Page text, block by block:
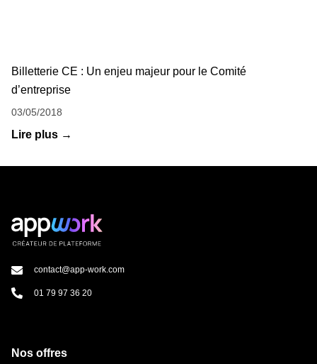
Billetterie CE : Un enjeu majeur pour le Comité
d’entreprise
03/05/2018
Lire plus →
contact@app-work.com
01 79 97 36 20
Nos offres